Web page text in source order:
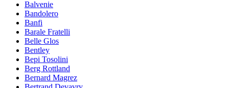
Balvenie
Bandolero
Banfi
Barale Fratelli
Belle Glos
Bentley
Bepi Tosolini
Berg Rottland
Bernard Magrez